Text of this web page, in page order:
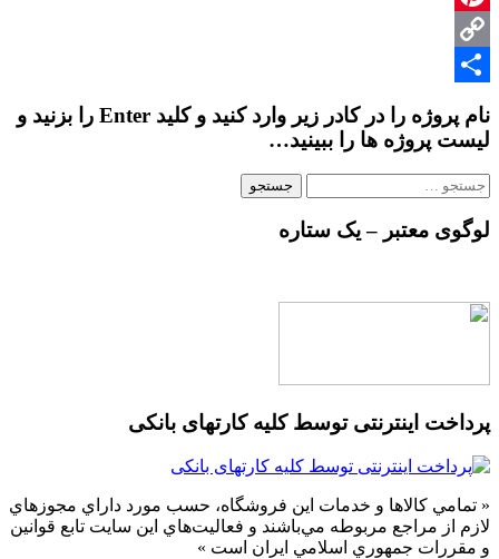
Pinterest
Copy
نام پروژه را در کادر زیر وارد کنید و کلید Enter را بزنید و
لیست پروژه ها را ببینید…
جستجو
برای:
لوگوی معتبر – یک ستاره
پرداخت اینترنتی توسط کلیه کارتهای بانکی
« تمامي كالاها و خدمات اين فروشگاه، حسب مورد داراي مجوزهاي
لازم از مراجع مربوطه مي‌باشند و فعاليت‌هاي اين سايت تابع قوانين
و مقررات جمهوري اسلامي ايران است »